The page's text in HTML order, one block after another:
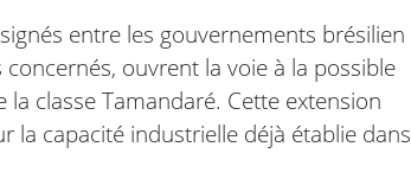
entre les gouvernements brésilien
concernés, ouvrent la voie à la possible
classe Tamandaré. Cette extension
la capacité industrielle déjà établie dans